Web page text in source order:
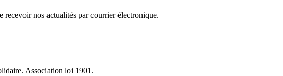
recevoir nos actualités par courrier électronique.
Association loi 1901.